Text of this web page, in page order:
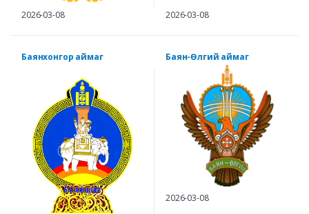
2026-03-08 2026-03-08
Баянхонгор аймаг Баян-Өлгий аймаг
2026-03-08